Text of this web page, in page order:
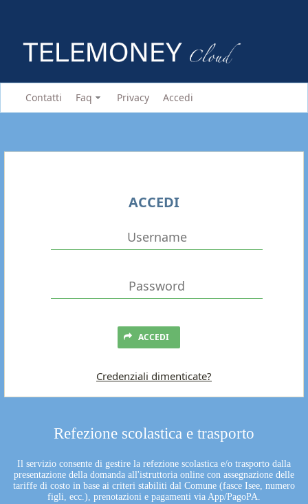
Contatti Faq Privacy Accedi
Refezione scolastica e trasporto
Il servizio consente di gestire la refezione scolastica e/o trasporto dalla
presentazione della domanda all'istruttoria online con assegnazione delle
tariffe di costo in base ai criteri stabiliti dal Comune (fasce Isee, numero
figli, ecc.), prenotazioni e pagamenti via App/PagoPA.
ACCEDI
ACCEDI
Credenziali dimenticate?